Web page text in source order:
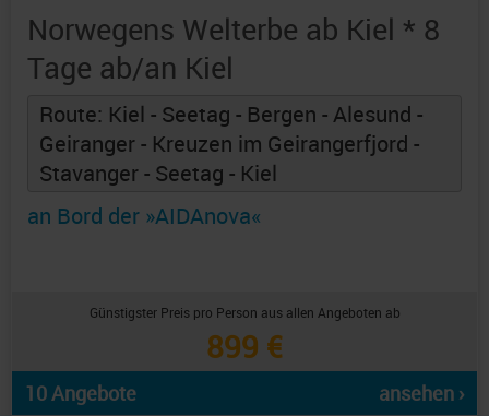
Norwegens Welterbe ab Kiel * 8
Tage ab/an Kiel
Route: Kiel - Seetag - Bergen - Alesund -
Geiranger - Kreuzen im Geirangerfjord -
Stavanger - Seetag - Kiel
an Bord der »AIDAnova«
Günstigster Preis pro Person aus allen Angeboten ab
899 €
10 Angebote ansehen ›